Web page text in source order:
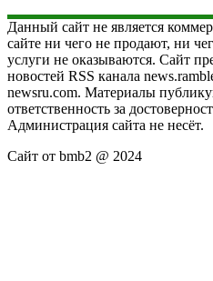
Данный сайт не является
сайте ни чего не продают, ни
услуги не оказываются. Сайт
новостей RSS канала
newsru.com. Материалы
ответственность за
Администрация сайта не несёт.
Сайт от bmb2 @ 2024